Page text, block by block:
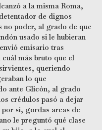
a la misma Roma,
de dignos
no poder, al grado de que
usado si le hubieran
emisario tras
más bruto que el
queriendo
lo que
ante Glicón, al grado
crédulos pasó a dejar
sí, gordas arcas de
le preguntó qué clase